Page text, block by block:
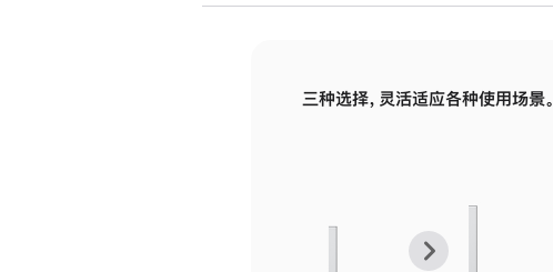
面
面
三种选择，灵活适应各种使用场景。
上
下